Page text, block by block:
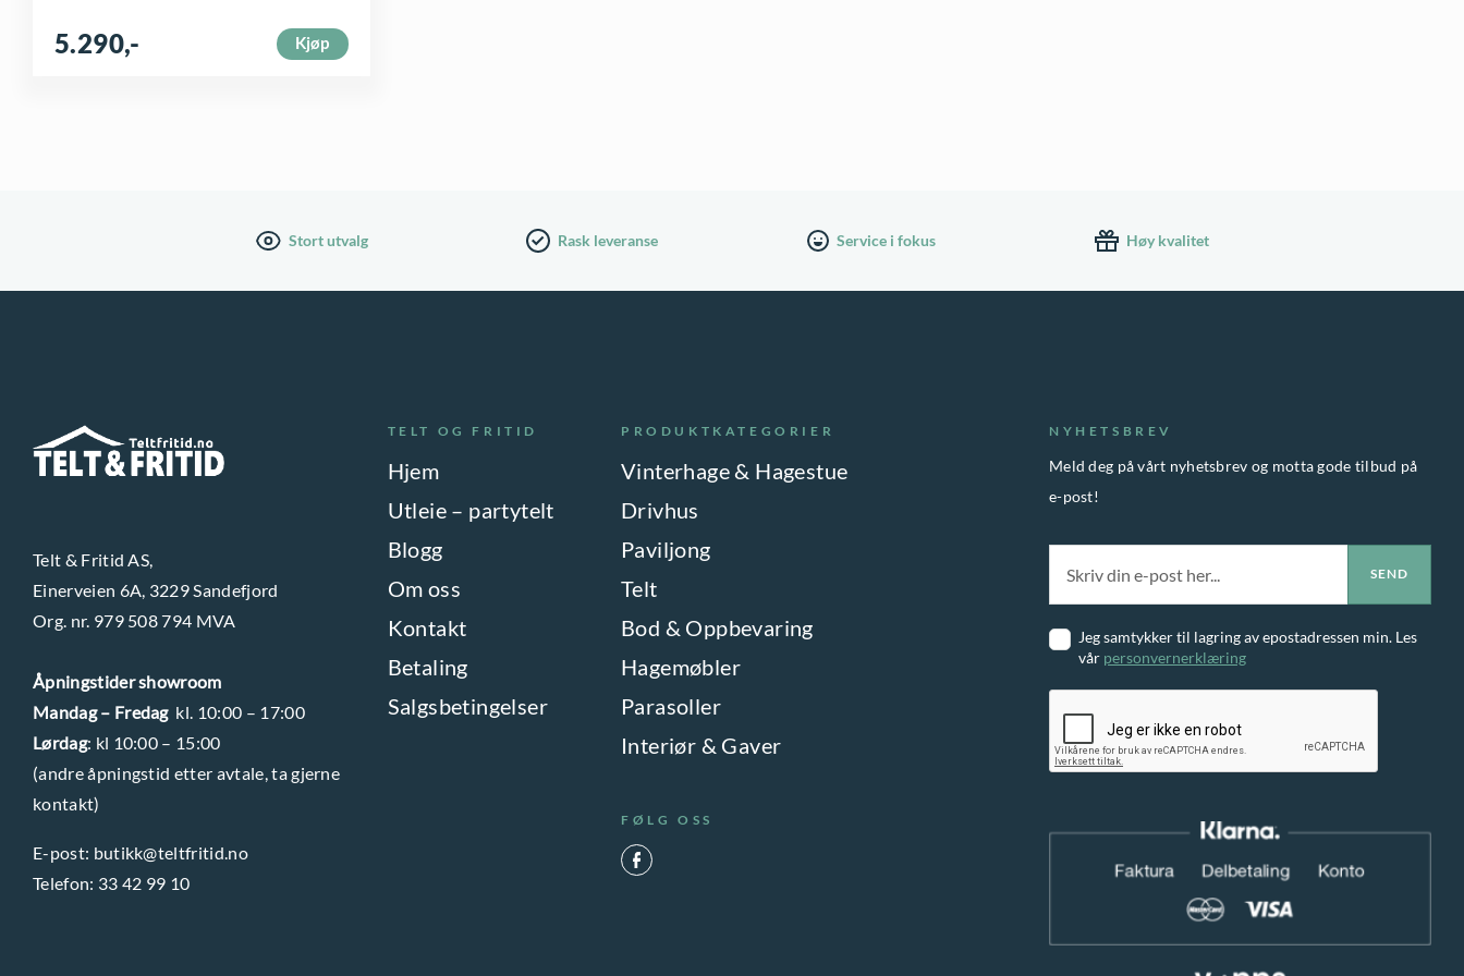
5.290,- Kjøp
Stort utvalg Rask leveranse Service i fokus Høy kvalitet
Telt & Fritid AS,
Einerveien 6A, 3229 Sandefjord
Org. nr. 979 508 794 MVA
Åpningstider showroom
Mandag – Fredagkl. 10:00 – 17:00
Lørdag: kl 10:00 – 15:00
(andre åpningstid etter avtale, ta gjerne
kontakt)
E-post: butikk@teltfritid.no
Telefon: 33 42 99 10
TELT OG FRITID
Hjem
Utleie – partytelt
Blogg
Om oss
Kontakt
Betaling
Salgsbetingelser
PRODUKTKATEGORIER
Vinterhage & Hagestue
Drivhus
Paviljong
Telt
Bod & Oppbevaring
Hagemøbler
Parasoller
Interiør & Gaver
FØLG OSS
NYHETSBREV
Meld deg på vårt nyhetsbrev og motta gode tilbud på
e-post!
Jeg samtykker til lagring av epostadressen min. Les
vår personvernerklæring